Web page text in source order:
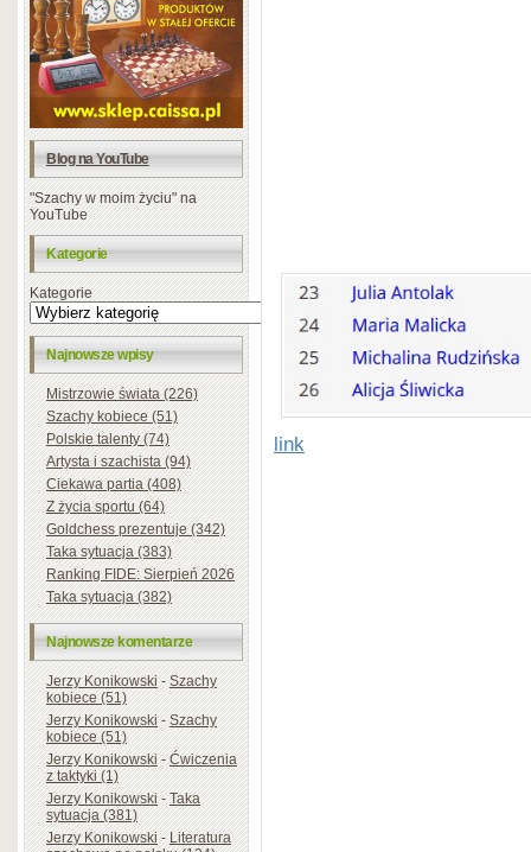
Blog na YouTube
"Szachy w moim życiu" na
YouTube
Kategorie
Kategorie
Najnowsze wpisy
Mistrzowie świata (226)
Szachy kobiece (51)
Polskie talenty (74)
Artysta i szachista (94)
Ciekawa partia (408)
Z życia sportu (64)
Goldchess prezentuje (342)
Taka sytuacja (383)
Ranking FIDE: Sierpień 2026
Taka sytuacja (382)
Najnowsze komentarze
Jerzy Konikowski-Szachy
kobiece (51)
Jerzy Konikowski-Szachy
kobiece (51)
Jerzy Konikowski-Ćwiczenia
z taktyki (1)
Jerzy Konikowski-Taka
sytuacja (381)
Jerzy Konikowski-Literatura
link